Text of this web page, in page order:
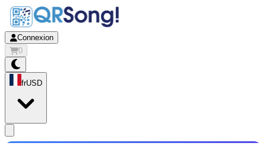
Connexion
0
frUSD